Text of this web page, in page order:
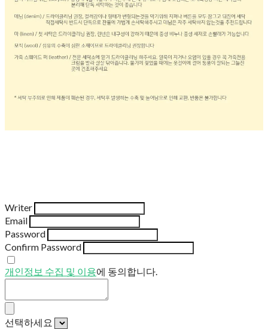
Writer
Email
Password
Confirm Password
개인정보 수집 및 이용에 동의합니다.
선택하세요